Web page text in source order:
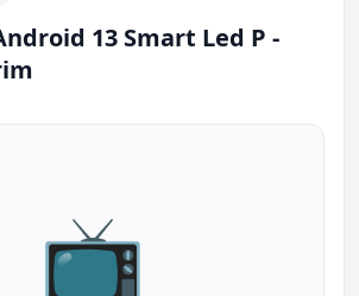
13 Smart Led P -
📺